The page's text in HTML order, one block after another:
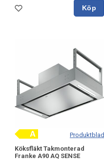
Köp
Produktblad
Köksfläkt Takmonterad
Franke A90 AQ SENSE